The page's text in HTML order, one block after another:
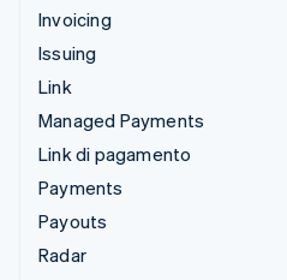
Invoicing
Issuing
Link
Managed Payments
Link di pagamento
Payments
Payouts
Radar